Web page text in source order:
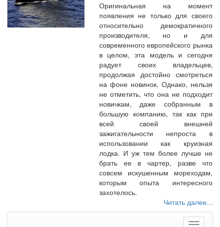
Оригинальная на момент
появления не только для своего
относительно демократичного
производителя, но и для
современного европейского рынка
в целом, эта модель и сегодня
радует своих владельцев,
продолжая достойно смотреться
на фоне новинок. Однако, нельзя
не отметить, что она не подходит
новичкам, даже собранным в
большую компанию, так как при
всей своей внешней
зажигательности непроста в
использовании как круизная
лодка. И уж тем более лучше не
брать ее в чартер, разве что
совсем искушенным мореходам,
которым опыта интересного
захотелось.
Читать далее...